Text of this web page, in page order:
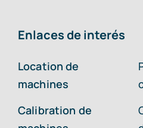
Enlaces de interés
Location de
machines
Calibration de